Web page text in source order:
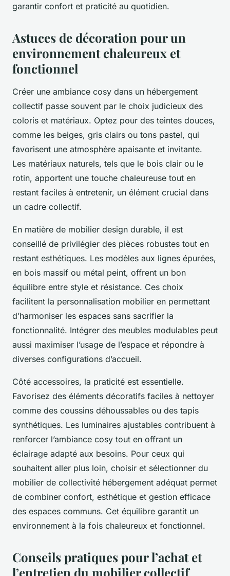
garantir confort et praticité au quotidien.
Astuces de décoration pour un
environnement chaleureux et
fonctionnel
Créer une ambiance cosy dans un hébergement
collectif passe souvent par le choix judicieux des
coloris et matériaux. Optez pour des teintes douces,
comme les beiges, gris clairs ou tons pastel, qui
favorisent une atmosphère apaisante et invitante.
Les matériaux naturels, tels que le bois clair ou le
rotin, apportent une touche chaleureuse tout en
restant faciles à entretenir, un élément crucial dans
un cadre collectif.
En matière de mobilier design durable, il est
conseillé de privilégier des pièces robustes tout en
restant esthétiques. Les modèles aux lignes épurées,
en bois massif ou métal peint, offrent un bon
équilibre entre style et résistance. Ces choix
facilitent la personnalisation mobilier en permettant
d’harmoniser les espaces sans sacrifier la
fonctionnalité. Intégrer des meubles modulables peut
aussi maximiser l’usage de l’espace et répondre à
diverses configurations d’accueil.
Côté accessoires, la praticité est essentielle.
Favorisez des éléments décoratifs faciles à nettoyer
comme des coussins déhoussables ou des tapis
synthétiques. Les luminaires ajustables contribuent à
renforcer l’ambiance cosy tout en offrant un
éclairage adapté aux besoins. Pour ceux qui
souhaitent aller plus loin, choisir et sélectionner du
mobilier de collectivité hébergement adéquat permet
de combiner confort, esthétique et gestion efficace
des espaces communs. Cet équilibre garantit un
environnement à la fois chaleureux et fonctionnel.
Conseils pratiques pour l’achat et
l’entretien du mobilier collectif